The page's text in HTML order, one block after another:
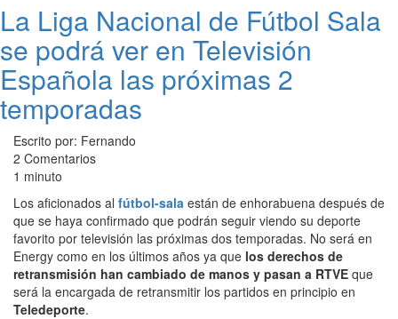
La Liga Nacional de Fútbol Sala
se podrá ver en Televisión
Española las próximas 2
temporadas
Escrito por: Fernando
2 Comentarios
1 minuto
Los aficionados al fútbol-sala están de enhorabuena después de
que se haya confirmado que podrán seguir viendo su deporte
favorito por televisión las próximas dos temporadas. No será en
Energy como en los últimos años ya que los derechos de
retransmisión han cambiado de manos y pasan a RTVE que
será la encargada de retransmitir los partidos en principio en
Teledeporte.